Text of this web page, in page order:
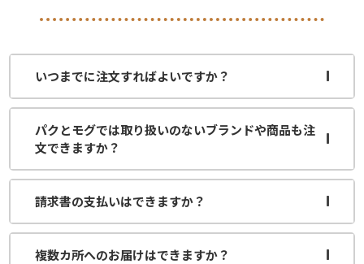
いつまでに注文すればよいですか？
パクとモグでは取り扱いのないブランドや商品も注
文できますか？
請求書の支払いはできますか？
複数カ所へのお届けはできますか？